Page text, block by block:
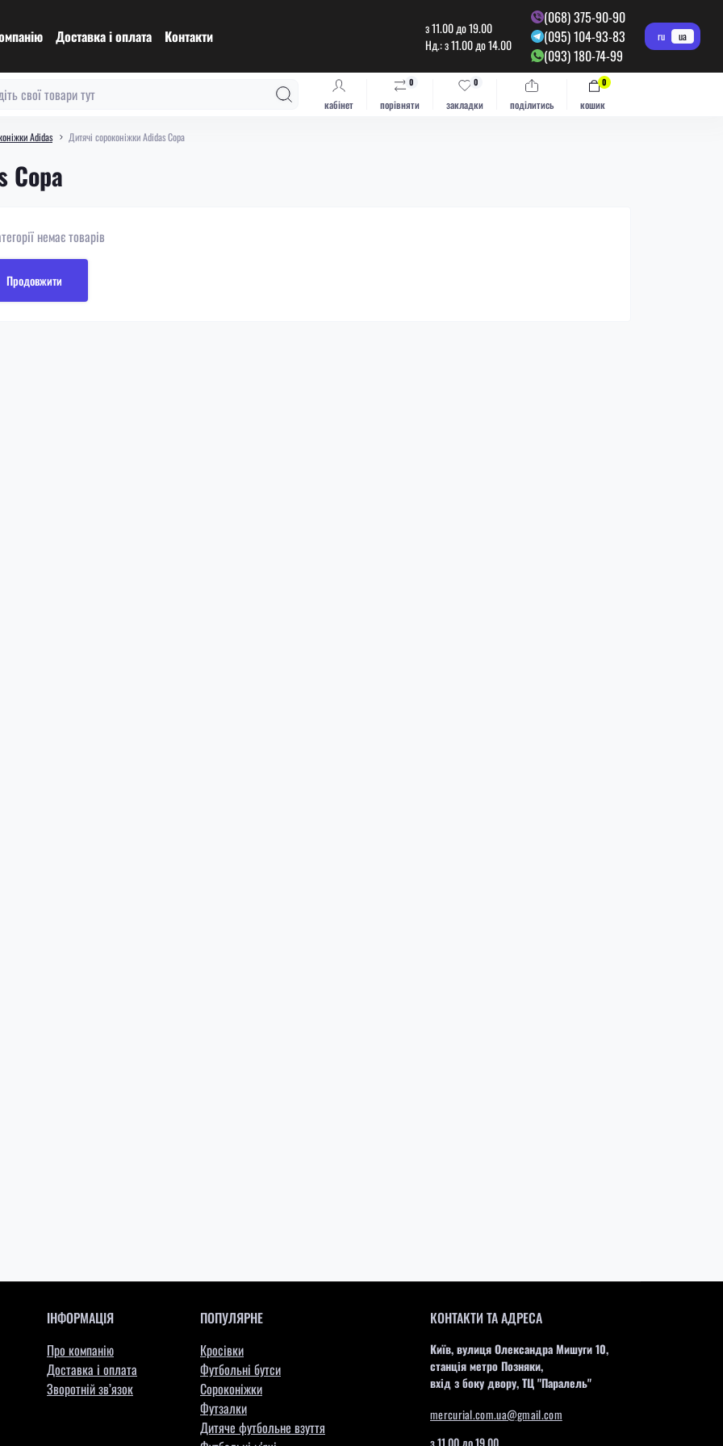
Доставка і оплата Контакти
з 11.00 до 19.00
Нд.: з 11.00 до 14.00
(068) 375-90-90
(095) 104-93-83
(093) 180-74-99
ru ua
кабінет порівняти
0
закладки
0
поділитись кошик
0
Adidas Дитячі сороконіжки Adidas Copa
Copa
немає товарів
Продовжити
ІНФОРМАЦІЯ
Про компанію
Доставка і оплата
Зворотній зв’язок
ПОПУЛЯРНЕ
Кросівки
Футбольні бутси
Сороконіжки
Футзалки
Дитяче футбольне взуття
КОНТАКТИ ТА АДРЕСА
Київ, вулиця Олександра Мишуги 10,
станція метро Позняки,
вхід з боку двору, ТЦ "Паралель"
mercurial.com.ua@gmail.com
з 11.00 до 19.00